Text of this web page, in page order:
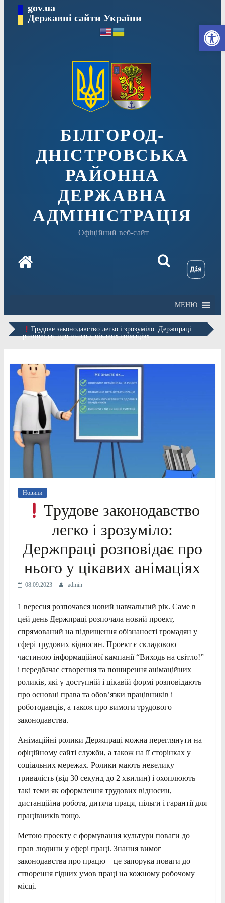
вмісту
gov.ua
Державні сайти України
БІЛГОРОД-
ДНІСТРОВСЬКА
РАЙОННА
ДЕРЖАВНА
АДМІНІСТРАЦІЯ
Офіційний веб-сайт
МЕНЮ
Трудове законодавство легко і зрозуміло: Держпраці
розповідає про нього у цікавих анімаціях
Новини
Трудове законодавство
легко і зрозуміло:
Держпраці розповідає про
нього у цікавих анімаціях
08.09.2023 admin
1 вересня розпочався новий навчальний рік. Саме в
цей день Держпраці розпочала новий проект,
спрямований на підвищення обізнаності громадян у
сфері трудових відносин. Проект є складовою
частиною інформаційної кампанії “Виходь на світло!”
і передбачає створення та поширення анімаційних
роликів, які у доступній і цікавій формі розповідають
про основні права та обов’язки працівників і
роботодавців, а також про вимоги трудового
законодавства.
Анімаційні ролики Держпраці можна переглянути на
офіційному сайті служби, а також на її сторінках у
соціальних мережах. Ролики мають невелику
тривалість (від 30 секунд до 2 хвилин) і охоплюють
такі теми як оформлення трудових відносин,
дистанційна робота, дитяча праця, пільги і гарантії для
працівників тощо.
Метою проекту є формування культури поваги до
прав людини у сфері праці. Знання вимог
законодавства про працю – це запорука поваги до
створення гідних умов праці на кожному робочому
місці.